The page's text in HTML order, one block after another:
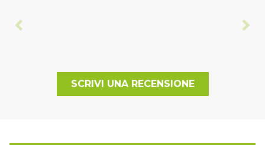
SCRIVI UNA RECENSIONE